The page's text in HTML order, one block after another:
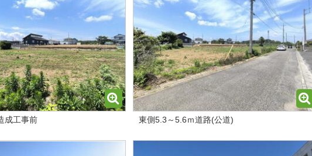
成工事前 東側5.3～5.6ｍ道路(公道)